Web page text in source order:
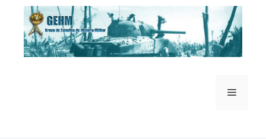
Saltar
contenido
Menú